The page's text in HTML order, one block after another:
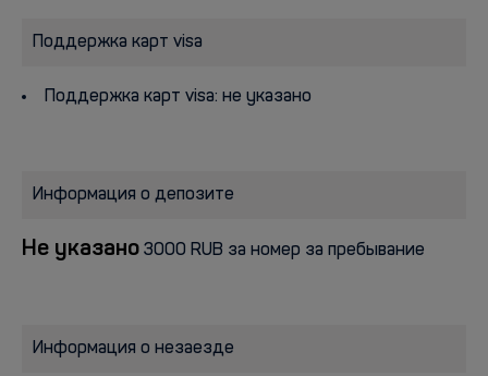
Поддержка карт visa
Поддержка карт visa: не указано
Информация о депозите
Не указано 3000 RUB за номер за пребывание
Информация о незаезде